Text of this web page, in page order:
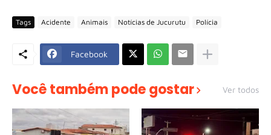
Tags Acidente Animais Notícias de Jucurutu Polícia
Facebook
Você também pode gostar Ver todos